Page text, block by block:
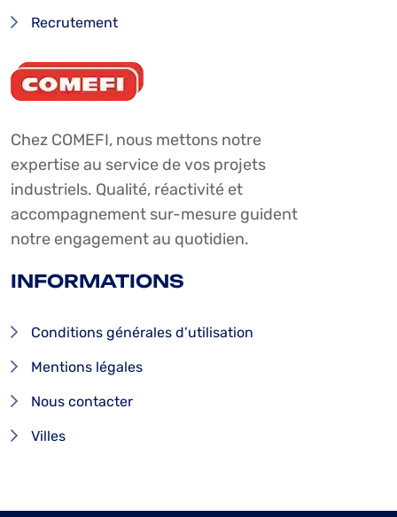
Recrutement
Chez COMEFI, nous mettons notre
expertise au service de vos projets
industriels. Qualité, réactivité et
accompagnement sur-mesure guident
notre engagement au quotidien.
INFORMATIONS
Conditions générales d’utilisation
Mentions légales
Nous contacter
Villes